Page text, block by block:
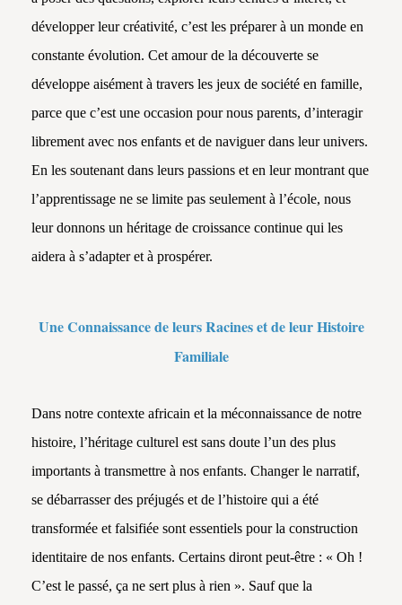
développer leur créativité, c’est les préparer à un monde en
constante évolution. Cet amour de la découverte se
développe aisément à travers les jeux de société en famille,
parce que c’est une occasion pour nous parents, d’interagir
librement avec nos enfants et de naviguer dans leur univers.
En les soutenant dans leurs passions et en leur montrant que
l’apprentissage ne se limite pas seulement à l’école, nous
leur donnons un héritage de croissance continue qui les
aidera à s’adapter et à prospérer.
Une Connaissance de leurs Racines et de leur Histoire
Familiale
Dans notre contexte africain et la méconnaissance de notre
histoire, l’héritage culturel est sans doute l’un des plus
importants à transmettre à nos enfants. Changer le narratif,
se débarrasser des préjugés et de l’histoire qui a été
transformée et falsifiée sont essentiels pour la construction
identitaire de nos enfants. Certains diront peut-être : « Oh !
C’est le passé, ça ne sert plus à rien ». Sauf que la